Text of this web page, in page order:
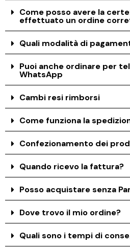
Come posso avere la
effettuato un ordine
Quali modalità di
Puoi anche ordinare per
WhatsApp
Cambi resi rimborsi
Come funziona la
Confezionamento dei
Quando ricevo la fattura?
Posso acquistare senza
Dove trovo il mio ordine?
Quali sono i tempi di